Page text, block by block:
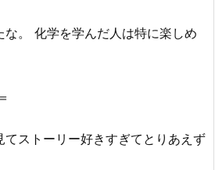
な。 化学を学んだ人は特に楽しめ
てストーリー好きすぎてとりあえず